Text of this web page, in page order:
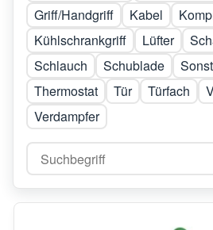
Griff/Handgriff
Kabel
Kühlschrankgriff
Lüfter
Schlauch
Schublade
Thermostat
Tür Türfach
Verdampfer